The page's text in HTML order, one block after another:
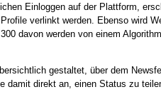
Einloggen auf der Plattform,
verlinkt werden. Ebenso wird
davon werden von einem
gestaltet, über dem
damit direkt an, einen Status zu